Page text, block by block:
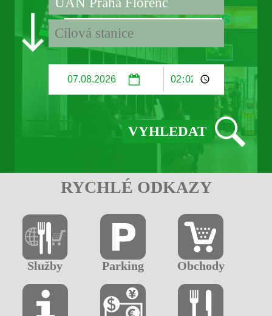
RYCHLÉ ODKAZY
Služby Parking Obchody